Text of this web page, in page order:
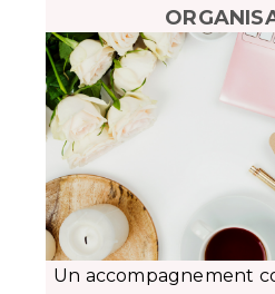
Un accompagnement